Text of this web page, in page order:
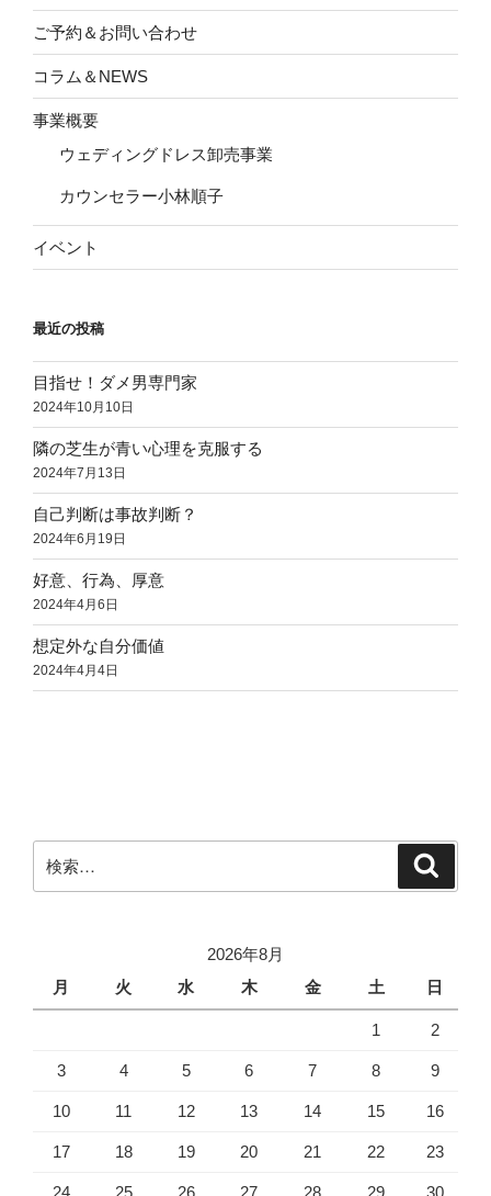
ご予約＆お問い合わせ
コラム＆NEWS
事業概要
ウェディングドレス卸売事業
カウンセラー小林順子
イベント
最近の投稿
目指せ！ダメ男専門家
2024年10月10日
隣の芝生が青い心理を克服する
2024年7月13日
自己判断は事故判断？
2024年6月19日
好意、行為、厚意
2024年4月6日
想定外な自分価値
2024年4月4日
索:
2026年8月
月
火 水 木 金 土 日
1 2
3 4 5 6 7 8 9
10 11 12 13 14 15 16
17 18 19 20 21 22 23